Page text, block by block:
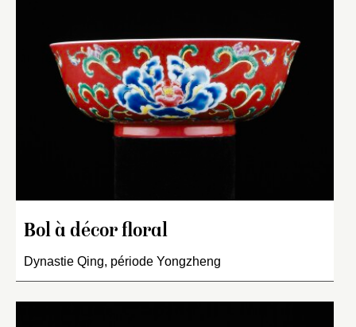
Bol à décor floral
Dynastie Qing, période Yongzheng